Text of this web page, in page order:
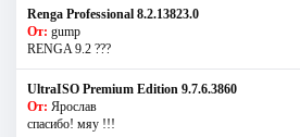
Renga Professional 8.2.13823.0
От: gump
RENGA 9.2 ???
UltraISO Premium Edition 9.7.6.3860
От: Ярослав
спасибо! мяу !!!